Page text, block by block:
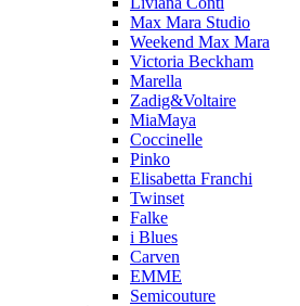
Max Mara Studio
Weekend Max Mara
Victoria Beckham
Marella
Zadig&Voltaire
MiaMaya
Coccinelle
Pinko
Elisabetta Franchi
Twinset
Falke
i Blues
Carven
EMME
Semicouture